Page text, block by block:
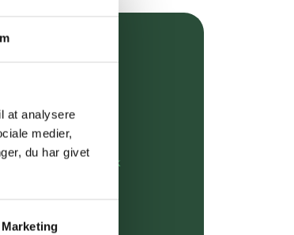
at analysere
medier,
du har givet
Marketing
kr.